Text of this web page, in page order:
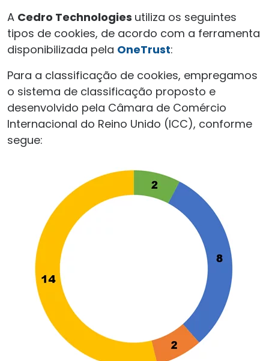
A Cedro Technologies utiliza os seguintes
tipos de cookies, de acordo com a ferramenta
disponibilizada pela OneTrust:
Para a classificação de cookies, empregamos
o sistema de classificação proposto e
desenvolvido pela Câmara de Comércio
Internacional do Reino Unido (ICC), conforme
segue: